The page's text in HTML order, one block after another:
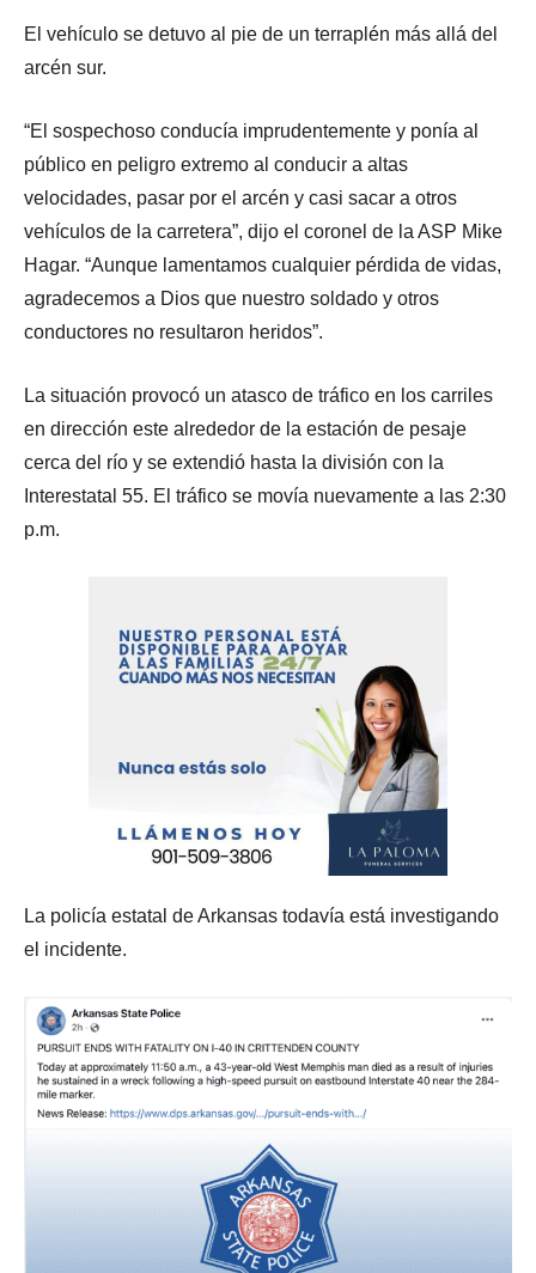
El vehículo se detuvo al pie de un terraplén más allá del
arcén sur.
“El sospechoso conducía imprudentemente y ponía al
público en peligro extremo al conducir a altas
velocidades, pasar por el arcén y casi sacar a otros
vehículos de la carretera”, dijo el coronel de la ASP Mike
Hagar. “Aunque lamentamos cualquier pérdida de vidas,
agradecemos a Dios que nuestro soldado y otros
conductores no resultaron heridos”.
La situación provocó un atasco de tráfico en los carriles
en dirección este alrededor de la estación de pesaje
cerca del río y se extendió hasta la división con la
Interestatal 55. El tráfico se movía nuevamente a las 2:30
p.m.
La policía estatal de Arkansas todavía está investigando
el incidente.